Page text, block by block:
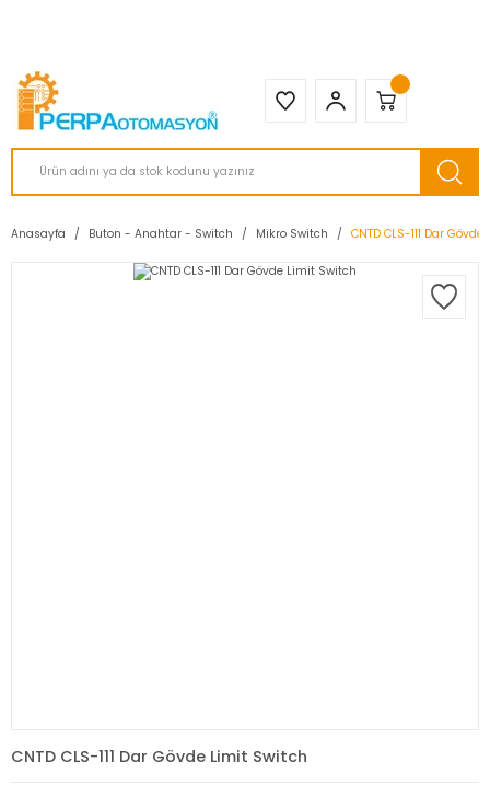
Anasayfa Buton - Anahtar - Switch Mikro Switch CNTD CLS-111 Dar
CNTD CLS-111 Dar Gövde Limit Switch